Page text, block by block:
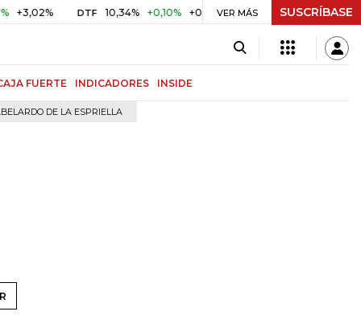
DTF 10,34% +0,10% +0,98% UVR $ 416,96 +$ 0,05 +0,01%
VER MÁS SUSCRÍBASE
FUERTE INDICADORES INSIDE
DE LA ESPRIELLA